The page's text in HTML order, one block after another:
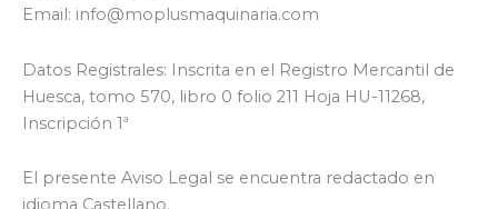
Email: info@moplusmaquinaria.com
Datos Registrales: Inscrita en el Registro Mercantil de
Huesca, tomo 570, libro 0 folio 211 Hoja HU-11268,
Inscripción 1ª
El presente Aviso Legal se encuentra redactado en
idioma Castellano.